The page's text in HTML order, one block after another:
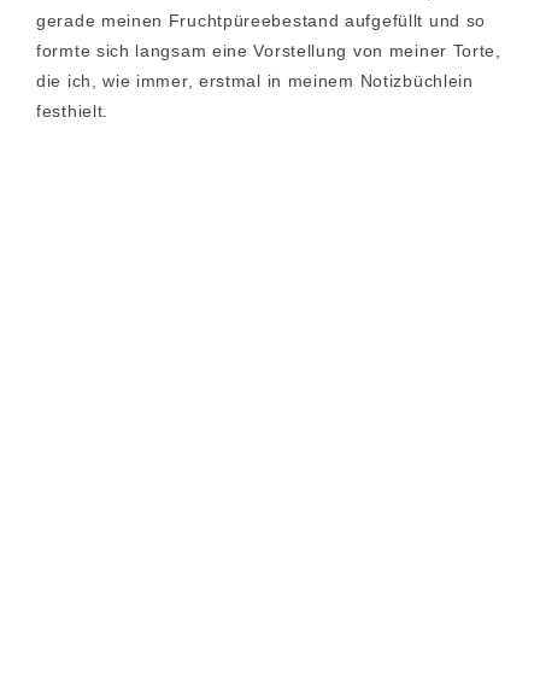
gerade meinen Fruchtpüreebestand aufgefüllt und so
formte sich langsam eine Vorstellung von meiner Torte,
die ich, wie immer, erstmal in meinem Notizbüchlein
festhielt.